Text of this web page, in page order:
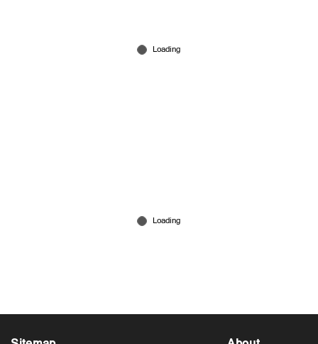
തെന്നിന്ത്യൻ നടി സാമന്ത റൂത്ത് പ്രഭു